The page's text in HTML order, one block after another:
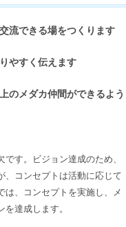
流できる場をつくります
やすく伝えます
のメダカ仲間ができるよう
す。ビジョン達成のため、
、コンセプトは活動に応じて
は、コンセプトを実施し、メ
達成します。